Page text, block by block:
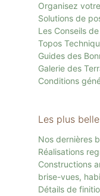
Organisez
Solutions de
Les Conseils
Topos
Guides des
Galerie des
Conditions
Les plus
Nos dernières
Réalisations
Constructions
brise-vues,
Détails de